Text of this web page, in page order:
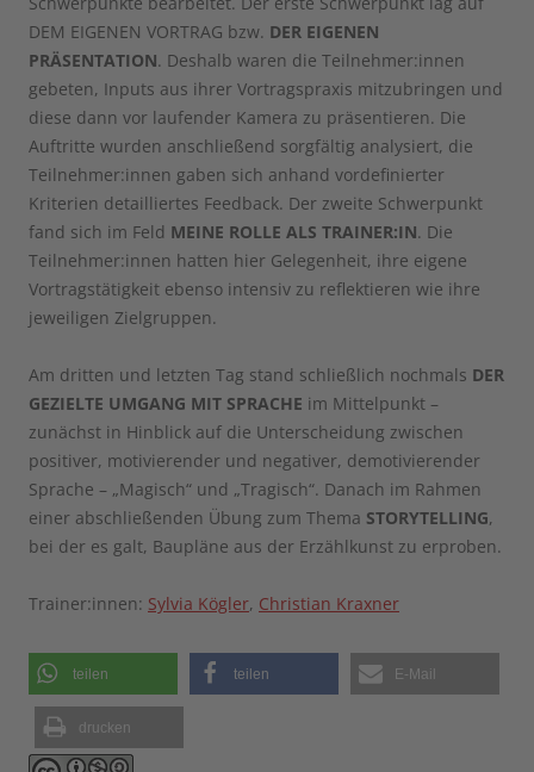
DEM EIGENEN VORTRAG bzw. DER EIGENEN
PRÄSENTATION. Deshalb waren die Teilnehmer:innen
gebeten, Inputs aus ihrer Vortragspraxis mitzubringen und
diese dann vor laufender Kamera zu präsentieren. Die
Auftritte wurden anschließend sorgfältig analysiert, die
Teilnehmer:innen gaben sich anhand vordefinierter
Kriterien detailliertes Feedback. Der zweite Schwerpunkt
fand sich im Feld MEINE ROLLE ALS TRAINER:IN. Die
Teilnehmer:innen hatten hier Gelegenheit, ihre eigene
Vortragstätigkeit ebenso intensiv zu reflektieren wie ihre
jeweiligen Zielgruppen.
Am dritten und letzten Tag stand schließlich nochmals DER
GEZIELTE UMGANG MIT SPRACHE im Mittelpunkt –
zunächst in Hinblick auf die Unterscheidung zwischen
positiver, motivierender und negativer, demotivierender
Sprache – „Magisch“ und „Tragisch“. Danach im Rahmen
einer abschließenden Übung zum Thema STORYTELLING,
bei der es galt, Baupläne aus der Erzählkunst zu erproben.
Trainer:innen: Sylvia Kögler, Christian Kraxner
teilen teilen E-Mail
drucken